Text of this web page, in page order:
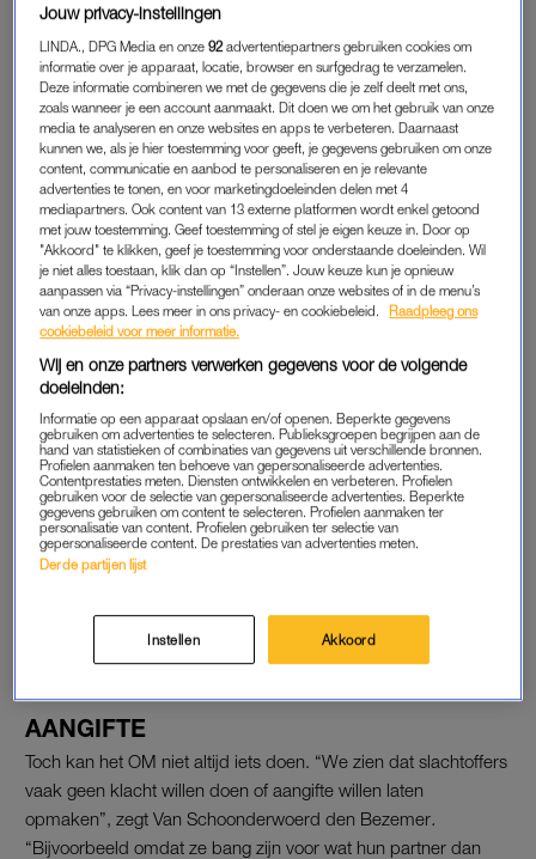
FEMICIDE
“Het gebruiken van de term ‘femicide’ is sinds kort beleid
binnen het Openbaar Ministerie (OM)”, vertelt Judith van
Schoonderwoerd den Bezemer, landelijk officier van justitie
gespecialiseerd in zaken rondom huiselijk geweld. Zo krijgen
officieren aan het begin van hun carrière informatie over
partnerdoding en de signalen die daaraan vooraf kunnen
gaan. Ook zet het OM zich in voor bewustzijn rondom
femicide, zodat ‘rode vlaggen’ sneller zichtbaar worden.
Van Schoonderwoerd den Bezemer ziet het als haar opgave
om het aantal femicidezaken naar beneden te brengen, vertelt
ze aanNRC. Tussen 2018 en 2022 werden 127 vrouwen
gedood door hun partner of ex. Hoewel dat cijfer niet toe- of
afneemt, heeft het OM wel steeds meer aandacht voor de
signalen die femicide kunnen voorspellen.
De rode vlaggen die
voorafgaan aan femicide:
AANGIFTE
Toch kan het OM niet altijd iets doen. “We zien dat slachtoffers
vaak geen klacht willen doen of aangifte willen laten
opmaken”, zegt Van Schoonderwoerd den Bezemer
“Bijvoorbeeld omdat ze bang zijn voor wat hun partner dan
Jouw privacy-instellingen
LINDA., DPG Media en onze92 advertentiepartners gebruiken cookies om
informatie over je apparaat, locatie, browser en surfgedrag te verzamelen.
Deze informatie combineren we met de gegevens die je zelf deelt met ons,
zoals wanneer je een account aanmaakt. Dit doen we om het gebruik van onze
media te analyseren en onze websites en apps te verbeteren. Daarnaast
kunnen we, als je hier toestemming voor geeft, je gegevens gebruiken om onze
content, communicatie en aanbod te personaliseren en je relevante
advertenties te tonen, en voor marketingdoeleinden delen met 4
mediapartners. Ook content van 13 externe platformen wordt enkel getoond
met jouw toestemming. Geef toestemming of stel je eigen keuze in. Door op
"Akkoord" te klikken, geef je toestemming voor onderstaande doeleinden. Wil
je niet alles toestaan, klik dan op “Instellen”. Jouw keuze kun je opnieuw
aanpassen via “Privacy-instellingen” onderaan onze websites of in de menu’s
van onze apps. Lees meer in ons privacy- en cookiebeleid.
Raadpleeg ons
cookiebeleid voor meer informatie.
Wij en onze partners verwerken gegevens voor de volgende
doeleinden:
Informatie op een apparaat opslaan en/of openen. Beperkte gegevens
gebruiken om advertenties te selecteren. Publieksgroepen begrijpen aan de
hand van statistieken of combinaties van gegevens uit verschillende bronnen.
Profielen aanmaken ten behoeve van gepersonaliseerde advertenties.
Contentprestaties meten. Diensten ontwikkelen en verbeteren. Profielen
gebruiken voor de selectie van gepersonaliseerde advertenties. Beperkte
gegevens gebruiken om content te selecteren. Profielen aanmaken ter
personalisatie van content. Profielen gebruiken ter selectie van
gepersonaliseerde content. De prestaties van advertenties meten.
Derde partijen lijst
Instellen Akkoord